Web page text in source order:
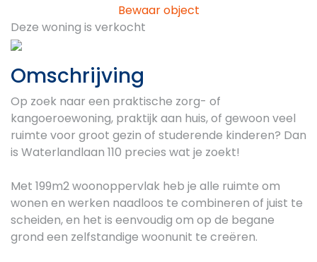
Bewaar object
Deze woning is verkocht
Omschrijving
Op zoek naar een praktische zorg- of
kangoeroewoning, praktijk aan huis, of gewoon veel
ruimte voor groot gezin of studerende kinderen? Dan
is Waterlandlaan 110 precies wat je zoekt!
Met 199m2 woonoppervlak heb je alle ruimte om
wonen en werken naadloos te combineren of juist te
scheiden, en het is eenvoudig om op de begane
grond een zelfstandige woonunit te creëren.